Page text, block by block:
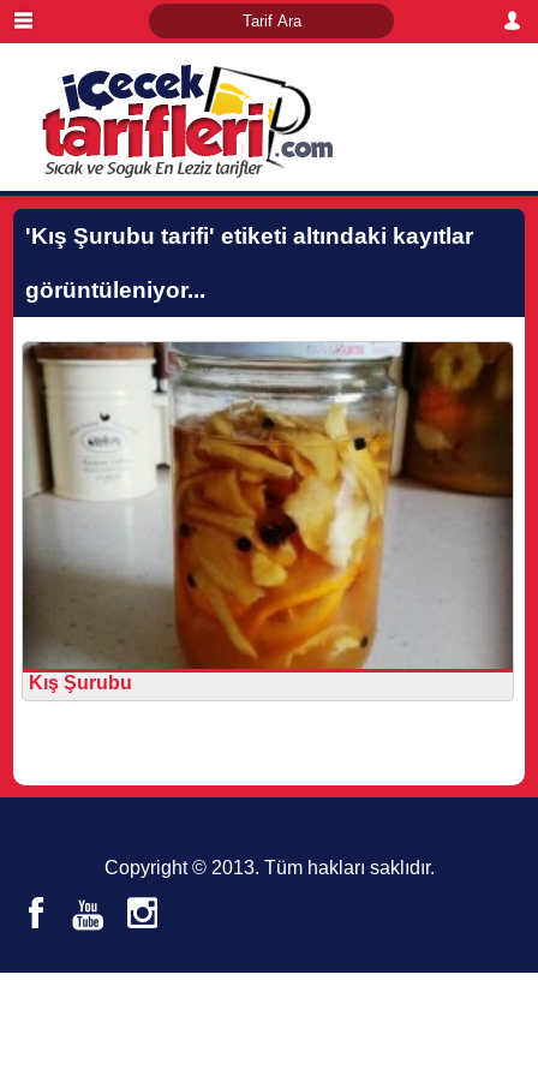
'Kış Şurubu tarifi' etiketi altındaki kayıtlar
görüntüleniyor...
Kış Şurubu
Copyright © 2013. Tüm hakları saklıdır.